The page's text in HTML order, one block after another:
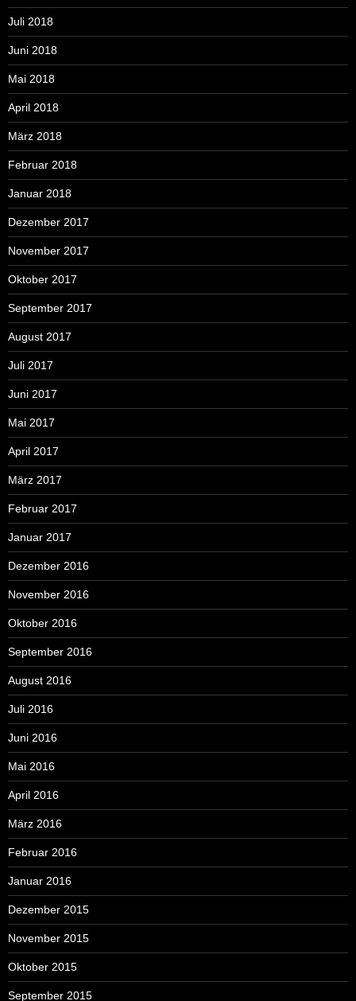
Juli 2018
Juni 2018
Mai 2018
April 2018
März 2018
Februar 2018
Januar 2018
Dezember 2017
November 2017
Oktober 2017
September 2017
August 2017
Juli 2017
Juni 2017
Mai 2017
April 2017
März 2017
Februar 2017
Januar 2017
Dezember 2016
November 2016
Oktober 2016
September 2016
August 2016
Juli 2016
Juni 2016
Mai 2016
April 2016
März 2016
Februar 2016
Januar 2016
Dezember 2015
November 2015
Oktober 2015
September 2015